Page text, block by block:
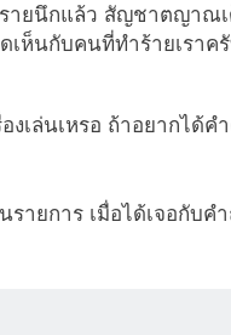
ายนึกแล้ว สัญชาตญาณ
เห็นกับคนที่ทำร้ายเราค
องเล่นเหรอ ถ้าอยากไ
ายการ เมื่อได้เจอกับค